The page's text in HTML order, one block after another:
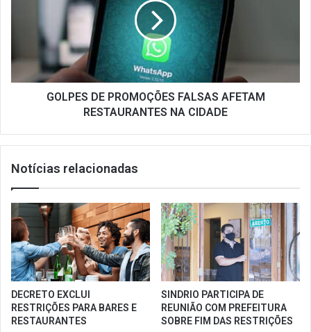
RESTAURANTES
CIDADE
GOLPES DE PROMOÇÕES FALSAS AFETAM
RESTAURANTES NA CIDADE
Notícias relacionadas
DECRETO EXCLUI
RESTRIÇÕES PARA BARES E
RESTAURANTES
SINDRIO PARTICIPA DE
REUNIÃO COM PREFEITURA
SOBRE FIM DAS RESTRIÇÕES